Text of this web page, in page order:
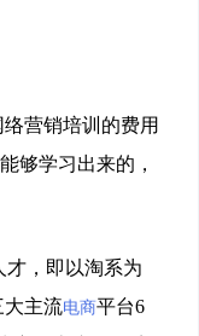
营销培训的费用
够学习出来的，
才，即以淘系为
大主流电商平台6